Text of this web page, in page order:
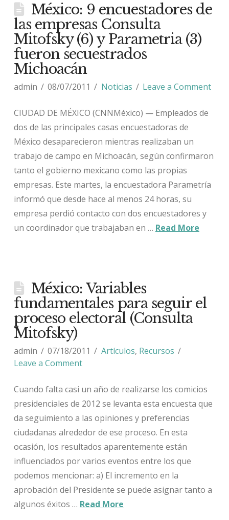
México: 9 encuestadores de
las empresas Consulta
Mitofsky (6) y Parametria (3)
fueron secuestrados
Michoacán
admin 08/07/2011 Noticias Leave a Comment
CIUDAD DE MÉXICO (CNNMéxico) — Empleados de
dos de las principales casas encuestadoras de
México desaparecieron mientras realizaban un
trabajo de campo en Michoacán, según confirmaron
tanto el gobierno mexicano como las propias
empresas. Este martes, la encuestadora Parametría
informó que desde hace al menos 24 horas, su
empresa perdió contacto con dos encuestadores y
un coordinador que trabajaban en … Read More
México: Variables
fundamentales para seguir el
proceso electoral (Consulta
Mitofsky)
admin 07/18/2011 Artículos, Recursos
Leave a Comment
Cuando falta casi un año de realizarse los comicios
presidenciales de 2012 se levanta esta encuesta que
da seguimiento a las opiniones y preferencias
ciudadanas alrededor de ese proceso. En esta
ocasión, los resultados aparentemente están
influenciados por varios eventos entre los que
podemos mencionar: a) El incremento en la
aprobación del Presidente se puede asignar tanto a
algunos éxitos … Read More